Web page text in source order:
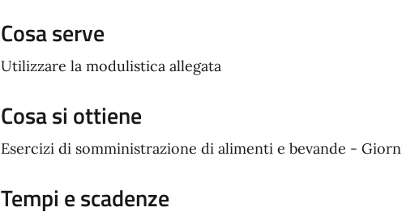
Cosa serve
Utilizzare la modulistica allegata
Cosa si ottiene
Esercizi di somministrazione di alimenti e bevande -
Tempi e scadenze